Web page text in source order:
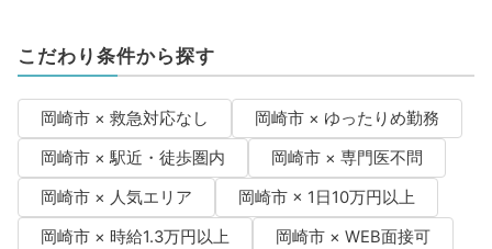
こだわり条件から探す
岡崎市 × 救急対応なし
岡崎市 × ゆったりめ勤務
岡崎市 × 駅近・徒歩圏内
岡崎市 × 専門医不問
岡崎市 × 人気エリア
岡崎市 × 1日10万円以上
岡崎市 × 時給1.3万円以上
岡崎市 × WEB面接可